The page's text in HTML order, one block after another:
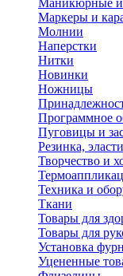
Маникюрные
Маркеры и
Молнии
Наперстки
Нитки
Новинки
Ножницы
Программное
Пуговицы и
Резинка,
Творчество и
Техника и
Ткани
Товары для
Товары для
Установка
Уцененные